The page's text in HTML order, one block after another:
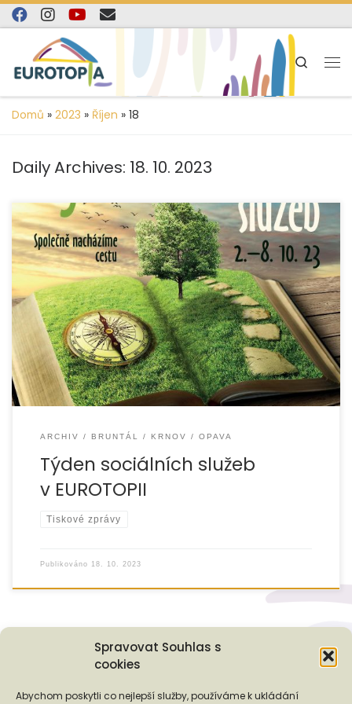
Spravovat Souhlas s
cookies
Abychom poskytli co nejlepší služby, používáme k ukládání
content
Skip to content
Search
Domů » 2023 » Říjen » 18
Daily Archives: 18. 10. 2023
Ve dnech 2. – 8. 10. 2023 se konal již 15. Týden sociálních
služeb, který přináší naši organizaci možnost otevřít se
veřejnosti […]
ARCHIV BRUNTÁL KRNOV OPAVA
Týden sociálních služeb
v EUROTOPII
Tiskové zprávy
Publikováno 18. 10. 2023
Podporují nás...